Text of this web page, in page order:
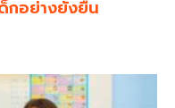
กอย่างยั่งยืน